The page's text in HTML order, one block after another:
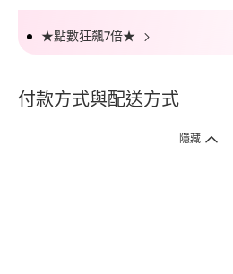
★點數狂飆7倍★
付款方式與配送方式
隱藏